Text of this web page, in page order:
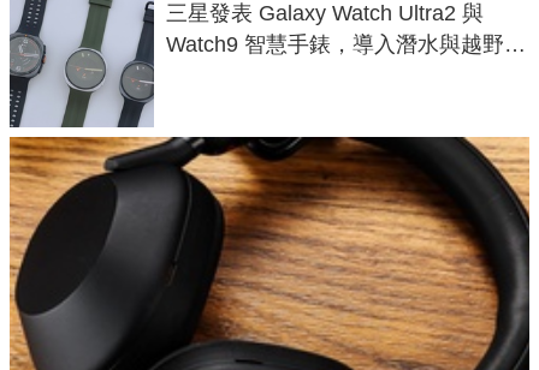
三星發表 Galaxy Watch Ultra2 與
Watch9 智慧手錶，導入潛水與越野跑